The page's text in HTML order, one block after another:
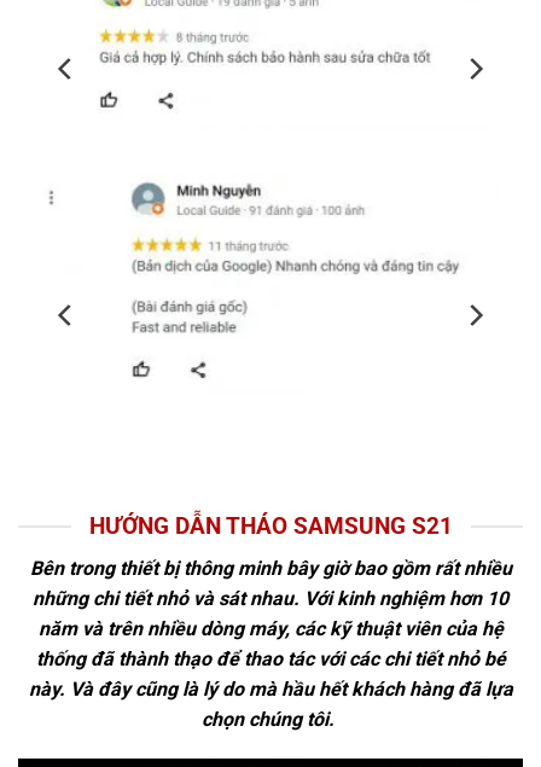
HƯỚNG DẪN THÁO SAMSUNG S21
Bên trong thiết bị thông minh bây giờ bao gồm rất nhiều
những chi tiết nhỏ và sát nhau. Với kinh nghiệm hơn 10
năm và trên nhiều dòng máy, các kỹ thuật viên của hệ
thống đã thành thạo để thao tác với các chi tiết nhỏ bé
này. Và đây cũng là lý do mà hầu hết khách hàng đã lựa
chọn chúng tôi.